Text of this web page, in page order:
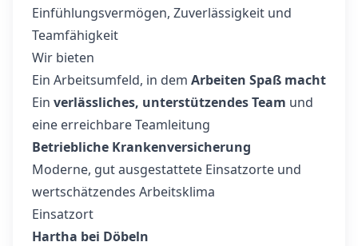
Einfühlungsvermögen, Zuverlässigkeit und
Teamfähigkeit
Wir bieten
Ein Arbeitsumfeld, in dem Arbeiten Spaß macht
Ein verlässliches, unterstützendes Team und
eine erreichbare Teamleitung
Betriebliche Krankenversicherung
Moderne, gut ausgestattete Einsatzorte und
wertschätzendes Arbeitsklima
Einsatzort
Hartha bei Döbeln